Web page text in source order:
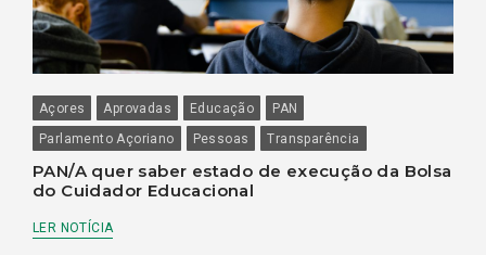
Açores Aprovadas Educação
PAN
Parlamento Açoriano
Pessoas Transparência
PAN/A quer saber estado de execução da Bolsa
do Cuidador Educacional
LER NOTÍCIA